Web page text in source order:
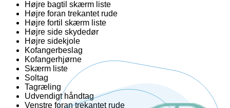
Højre bagtil skærm liste
Højre foran trekantet rude
Højre fortil skærm liste
Højre side skydedør
Højre sidekjole
Kofangerbeslag
Kofangerhjørne
Skærm liste
Soltag
Tagræling
Udvendigt håndtag
Venstre foran trekantet rude